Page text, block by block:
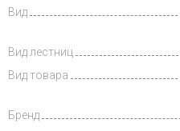
Доставка
Вид
Вид лестниц
Вид товара
Бренд